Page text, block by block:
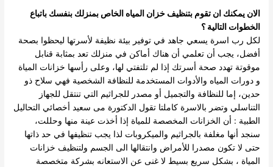
الان يمكنك ان تقوم بتنظيف خزان المياه الخاص بمنزلك بنفسك باتباع
الخطوات التالية ؟
لكل رب اسرة يسعي جاهد في توفير بيئة نظيفة لأسرتها ليحظوا بصحة
أفضل، يجب أن تعلمي أن هناك أماكن في منزلك تعد بمثابة قنابل
موقوتة تهدد صحة أسرتك إذا لم تلتفتي لها، وعلى رأسها خزانات المياة
و دورات المياه والأدوات المستخدمة للنظافة الشخصية فهي سلاح ذو
حدين، إما للنظافة والتجميل أو مصدر للجراثيم التي تنتقل للجهاز
التناسلي وتضر بالاسرة كاملتا تقول الدكتورة مى سعيد أخصائي التحاليل
الطبية : أن الخزانات المخصصة للمياة إذا أخذت عينة منها وحللت،
سنجد أنها مغلفة بالجراثيم والميكروبات لذا يجب تنظيفها في حد ذاتها
حتى لا تكون مصدرا للأمراض وانتقالها الى الجسم ولتنظيف خزانات
المياة ، بشكل سريع بسيط لا غنى عن الاستعانه بشركة متخصصة